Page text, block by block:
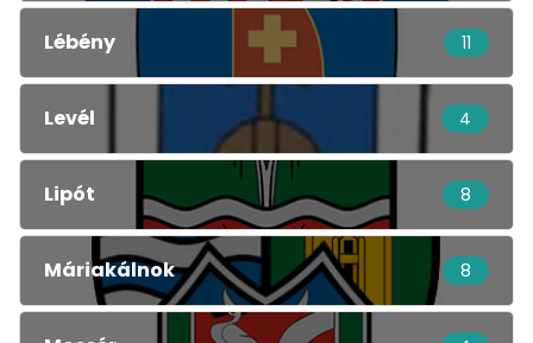
Lébény 11
Levél 4
Lipót 8
Máriakálnok 8